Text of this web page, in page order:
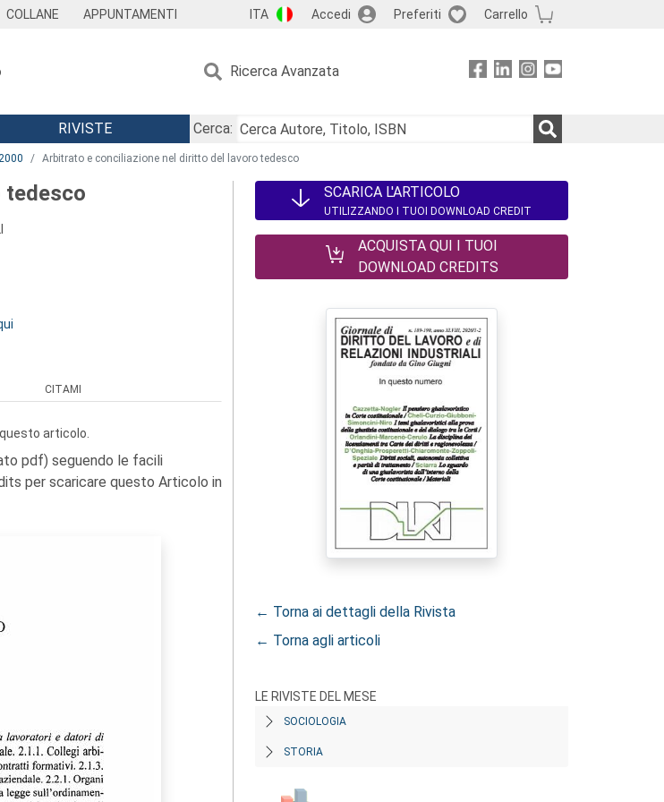
COLLANE APPUNTAMENTI ITA Accedi Preferiti Carrello
Ricerca Avanzata
RIVISTE
Cerca:
Arbitrato e conciliazione nel diritto del lavoro tedesco
tedesco
CITAMI
articolo.
pdf) seguendo le facili
per scaricare questo Articolo in
SCARICA L'ARTICOLO
UTILIZZANDO I TUOI DOWNLOAD CREDIT
ACQUISTA QUI I TUOI
DOWNLOAD CREDITS
← Torna ai dettagli della Rivista
← Torna agli articoli
LE RIVISTE DEL MESE
SOCIOLOGIA
STORIA